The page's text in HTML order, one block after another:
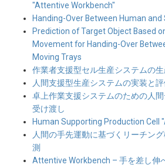
"Attentive Workbench"
Handing-Over Between Human
Prediction of Target Object Based
Movement for Handing-Over
Moving Trays
作業者支援型セル生産システムの
人間支援型生産システムの実装と評
卓上作業支援システムのための人
受け渡し
Human Supporting Production Cell
人間の手先運動に基づくリーチン
測
Attentive Workbench – 手を差し